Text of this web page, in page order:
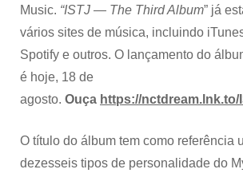
ALBUM”,
novo
álbum
DREAM
Music. “ISTJ — The Third Album” já
vários sites de música, incluindo
Spotify e outros. O lançamento do
é hoje, 18 de
agosto. Ouça https://nctdream.lnk.to/
O título do álbum tem como referência
dezesseis tipos de personalidade do